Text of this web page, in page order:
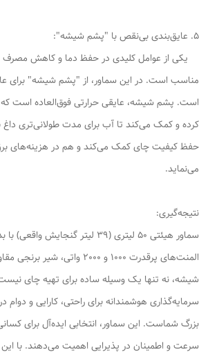
5. عایق‌بندی بی‌نقص با "پشم شیشه":
یکی از عوامل کلیدی در حفظ دما و کاهش مصرف
مناسب است. در این سماور، از "پشم شیشه" برای
است. پشم شیشه، عایقی حرارتی فوق‌العاده است که
کرده و کمک می‌کند تا آب برای مدت طولانی‌تری داغ
حفظ کیفیت چای کمک می‌کند و هم در هزینه‌های
می‌نماید.
نتیجه‌گیری:
سماور هیئتی 50 لیتری (39 لیتر
المنت‌های پرقدرت 1000 و 2000
شیشه، نه تنها یک وسیله ساده برای تهیه چای
سرمایه‌گذاری هوشمندانه برای راحتی، کارایی و
بزرگ شماست. این سماور، انتخابی ایده‌آل برای
سرعت و اطمینان در پذیرایی اهمیت می‌دهند. با